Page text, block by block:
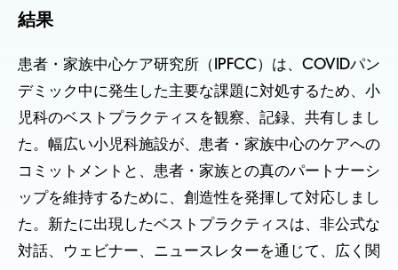
結果
患者・家族中心ケア研究所（IPFCC）は、COVIDパン
デミック中に発生した主要な課題に対処するため、小
児科のベストプラクティスを観察、記録、共有しまし
た。幅広い小児科施設が、患者・家族中心のケアへの
コミットメントと、患者・家族との真のパートナーシ
ップを維持するために、創造性を発揮して対応しまし
た。新たに出現したベストプラクティスは、非公式な
対話、ウェビナー、ニュースレターを通じて、広く関